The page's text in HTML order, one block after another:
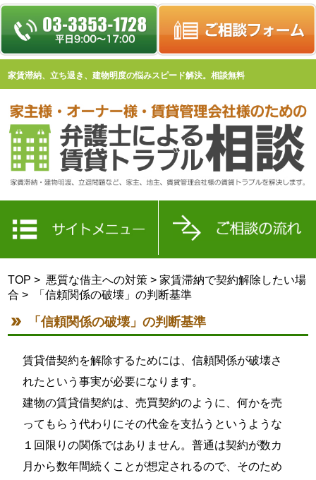
家賃滞納、立ち退き、建物明度の悩みスピード解決。相談無料
TOP > 悪質な借主への対策 >家賃滞納で契約解除したい場
合 > 「信頼関係の破壊」の判断基準
「信頼関係の破壊」の判断基準
賃貸借契約を解除するためには、信頼関係が破壊さ
れたという事実が必要になります。
建物の賃貸借契約は、売買契約のように、何かを売
ってもらう代わりにその代金を支払うというような
１回限りの関係ではありません。普通は契約が数カ
月から数年間続くことが想定されるので、そのため